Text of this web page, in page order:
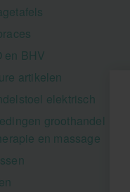
en BHV
artikelen
elektrisch
groothandel
en massage